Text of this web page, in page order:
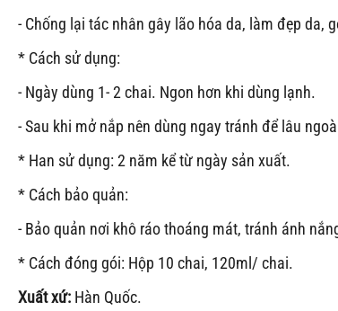
- Chống lại tác nhân gây lão hóa da, làm đẹp da,
* Cách sử dụng:
- Ngày dùng 1- 2 chai. Ngon hơn khi dùng lạnh.
- Sau khi mở nắp nên dùng ngay tránh để lâu
* Han sử dụng: 2 năm kể từ ngày sản xuất.
* Cách bảo quản:
- Bảo quản nơi khô ráo thoáng mát, tránh ánh
* Cách đóng gói: Hộp 10 chai, 120ml/ chai.
Xuất xứ: Hàn Quốc.